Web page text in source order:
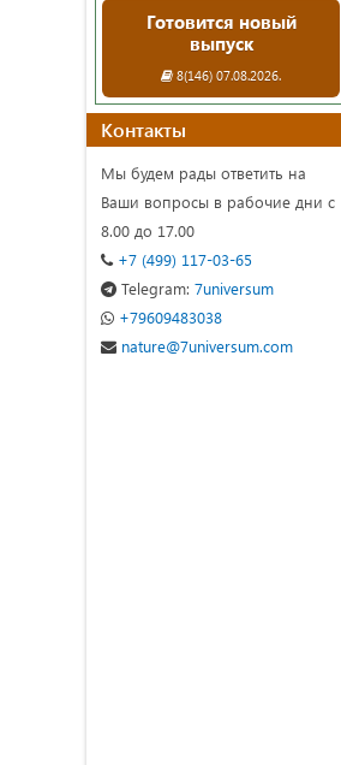
Готовится новый
выпуск
8(146) 07.08.2026.
Контакты
Мы будем рады ответить на
Ваши вопросы в рабочие дни с
8.00 до 17.00
+7 (499) 117-03-65
Telegram: 7universum
+79609483038
nature@7universum.com